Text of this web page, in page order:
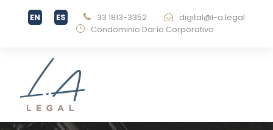
33 1813-3352 ·
digital@l-a.legal
·
Condominio Darío Corporativo